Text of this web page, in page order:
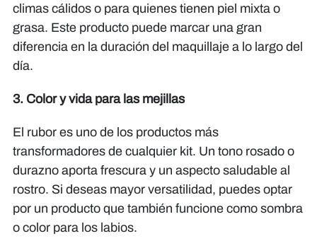
climas cálidos o para quienes tienen piel mixta o
grasa. Este producto puede marcar una gran
diferencia en la duración del maquillaje a lo largo del
día.
3. Color y vida para las mejillas
El rubor es uno de los productos más
transformadores de cualquier kit. Un tono rosado o
durazno aporta frescura y un aspecto saludable al
rostro. Si deseas mayor versatilidad, puedes optar
por un producto que también funcione como sombra
o color para los labios.